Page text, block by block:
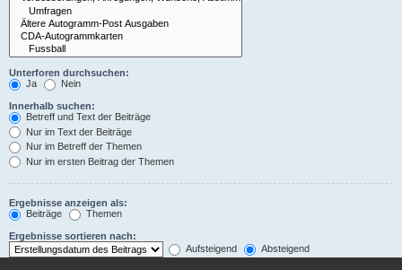
Unterforen durchsuchen:
Ja
Nein
Innerhalb suchen:
Betreff und Text der Beiträge
Nur im Text der Beiträge
Nur im Betreff der Themen
Nur im ersten Beitrag der Themen
Ergebnisse anzeigen als:
Beiträge
Themen
Ergebnisse sortieren nach:
Aufsteigend
Absteigend